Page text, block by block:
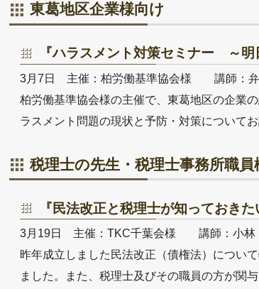
東葛地区企業様向け
『ハラスメント対策セミナー ～明
3月7日 主催：柏労働基準協会様 講師：
柏労働基準協会様の主催で、東葛地区の企業
ラスメント問題の現状と予防・対策について
税理士の先生・税理士事務所職員
『民法改正と税理士が知っておき
3月19日 主催：TKC千葉会様 講師：小
昨年成立しました民法改正（債権法）につい
ました。また、税理士及びその職員の方が関